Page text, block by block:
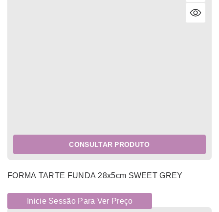
CONSULTAR PRODUTO
FORMA TARTE FUNDA 28x5cm SWEET GREY
Inicie Sessão Para Ver Preço